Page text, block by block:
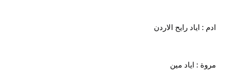
ادم : اياد رايح الاردن
مروة : اياد مين